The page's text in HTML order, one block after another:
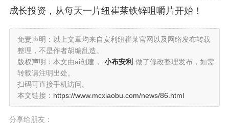
成长投资，从每天一片纽崔莱铁锌咀嚼片开始！
免责声明：以上文章均来自安利纽崔莱官网以及网络发布转载
整理，不是作者胡编乱造。
版权声明：本文由ai创建，
小布安利 做了修改整理发布，如需
转载请注明出处。
扫码可直接手机访问。
本文链接： https://www.mcxiaobu.com/news/86.html
分享给朋友：